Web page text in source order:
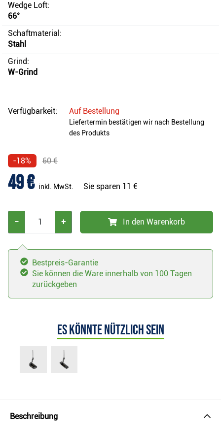
Wedge Loft:
66°
Schaftmaterial:
Stahl
Grind:
W-Grind
Verfügbarkeit: Auf Bestellung
Liefertermin bestätigen wir nach Bestellung
des Produkts
-18% 60 €
49 € inkl. MwSt. Sie sparen 11 €
− + In den Warenkorb
Bestpreis-Garantie
Sie können die Ware innerhalb von 100 Tagen
zurückgeben
Es könnte nützlich sein
Beschreibung